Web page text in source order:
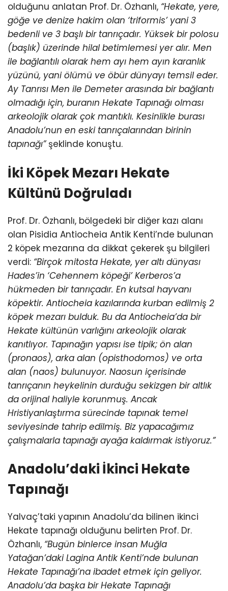
olduğunu anlatan Prof. Dr. Özhanlı, “Hekate, yere,
göğe ve denize hakim olan ‘triformis’ yani 3
bedenli ve 3 başlı bir tanrıçadır. Yüksek bir polosu
(başlık) üzerinde hilal betimlemesi yer alır. Men
ile bağlantılı olarak hem ayı hem ayın karanlık
yüzünü, yani ölümü ve öbür dünyayı temsil eder.
Ay Tanrısı Men ile Demeter arasında bir bağlantı
olmadığı için, buranın Hekate Tapınağı olması
arkeolojik olarak çok mantıklı. Kesinlikle burası
Anadolu’nun en eski tanrıçalarından birinin
tapınağı”şeklinde konuştu.
İki Köpek Mezarı Hekate
Kültünü Doğruladı
Prof. Dr. Özhanlı, bölgedeki bir diğer kazı alanı
olan Pisidia Antiocheia Antik Kenti’nde bulunan
2 köpek mezarına da dikkat çekerek şu bilgileri
verdi: “Birçok mitosta Hekate, yer altı dünyası
Hades’in ‘Cehennem köpeği’ Kerberos’a
hükmeden bir tanrıçadır. En kutsal hayvanı
köpektir. Antiocheia kazılarında kurban edilmiş 2
köpek mezarı bulduk. Bu da Antiocheia’da bir
Hekate kültünün varlığını arkeolojik olarak
kanıtlıyor. Tapınağın yapısı ise tipik; ön alan
(pronaos), arka alan (opisthodomos) ve orta
alan (naos) bulunuyor. Naosun içerisinde
tanrıçanın heykelinin durduğu sekizgen bir altlık
da orijinal haliyle korunmuş. Ancak
Hristiyanlaştırma sürecinde tapınak temel
seviyesinde tahrip edilmiş. Biz yapacağımız
çalışmalarla tapınağı ayağa kaldırmak istiyoruz.”
Anadolu’daki İkinci Hekate
Tapınağı
Yalvaç’taki yapının Anadolu’da bilinen ikinci
Hekate tapınağı olduğunu belirten Prof. Dr.
Özhanlı, “Bugün binlerce insan Muğla
Yatağan’daki Lagina Antik Kenti’nde bulunan
Hekate Tapınağı’na ibadet etmek için geliyor.
Anadolu’da başka bir Hekate Tapınağı